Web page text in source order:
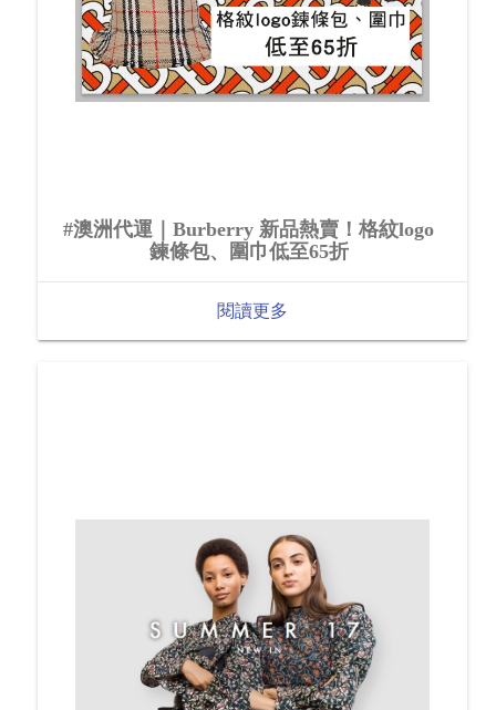
#澳洲代運｜Burberry 新品熱賣！格紋logo
鍊條包、圍巾低至65折
閱讀更多